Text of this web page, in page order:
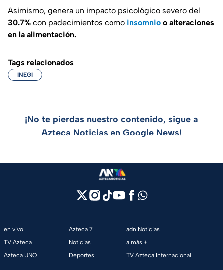
Asimismo, genera un impacto psicológico severo del
30.7% con padecimientos como insomnio o alteraciones
en la alimentación.
Tags relacionados
INEGI
¡No te pierdas nuestro contenido, sigue a
Azteca Noticias en Google News!
en vivo
TV Azteca
Azteca UNO
Azteca 7
Noticias
Deportes
adn Noticias
a más +
TV Azteca Internacional